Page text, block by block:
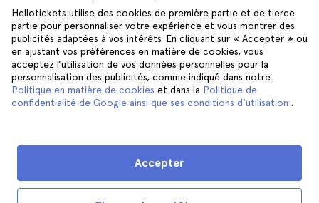
Hellotickets utilise des cookies de première partie et de tierce
partie pour personnaliser votre expérience et vous montrer des
publicités adaptées à vos intérêts. En cliquant sur « Accepter » ou
en ajustant vos préférences en matière de cookies, vous
acceptez l’utilisation de vos données personnelles pour la
personnalisation des publicités, comme indiqué dans notre
Politique en matière de cookies et dans la Politique de
confidentialité de Google ainsi que ses conditions d'utilisation .
Accepter
Avis
Confidentialité
Conditions générales
Mentions Légales
Cookies
Londres
Grenade
Cracovie
Tenerife
Aide